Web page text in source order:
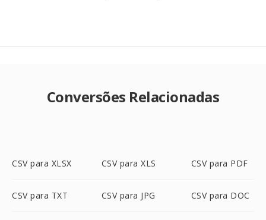
Conversões Relacionadas
CSV para XLSX CSV para XLS CSV para PDF
CSV para TXT CSV para JPG CSV para DOC